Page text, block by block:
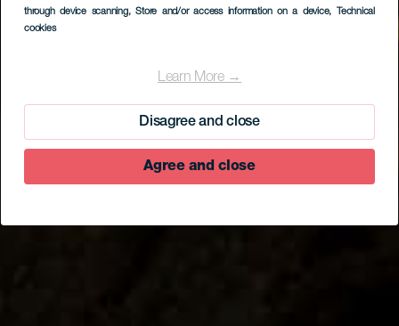
through device scanning, Store and/or access information on a device, Technical
cookies
Learn More →
Disagree and close
Agree and close